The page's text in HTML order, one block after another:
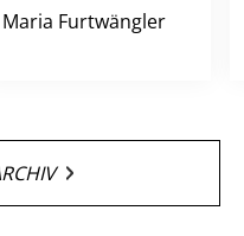
Maria Furtwängler